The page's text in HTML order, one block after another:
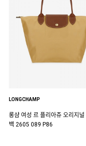
LONGCHAMP
롱샴 여성 르 플리아쥬 오리지널
백 2605 089 P86